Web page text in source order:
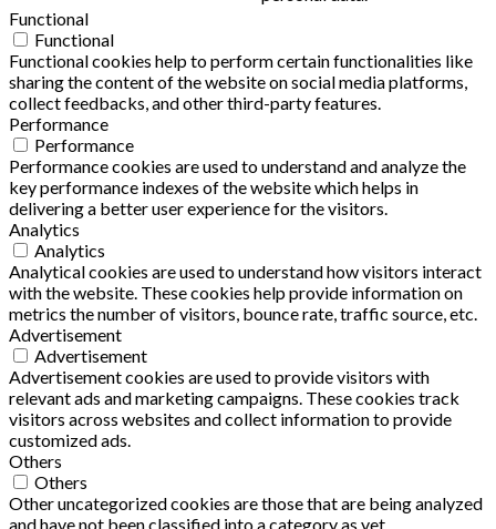
Functional
Functional
Functional cookies help to perform certain functionalities like
sharing the content of the website on social media platforms,
collect feedbacks, and other third-party features.
Performance
Performance
Performance cookies are used to understand and analyze the
key performance indexes of the website which helps in
delivering a better user experience for the visitors.
Analytics
Analytics
Analytical cookies are used to understand how visitors interact
with the website. These cookies help provide information on
metrics the number of visitors, bounce rate, traffic source, etc.
Advertisement
Advertisement
Advertisement cookies are used to provide visitors with
relevant ads and marketing campaigns. These cookies track
visitors across websites and collect information to provide
customized ads.
Others
Others
Other uncategorized cookies are those that are being analyzed
and have not been classified into a category as yet.